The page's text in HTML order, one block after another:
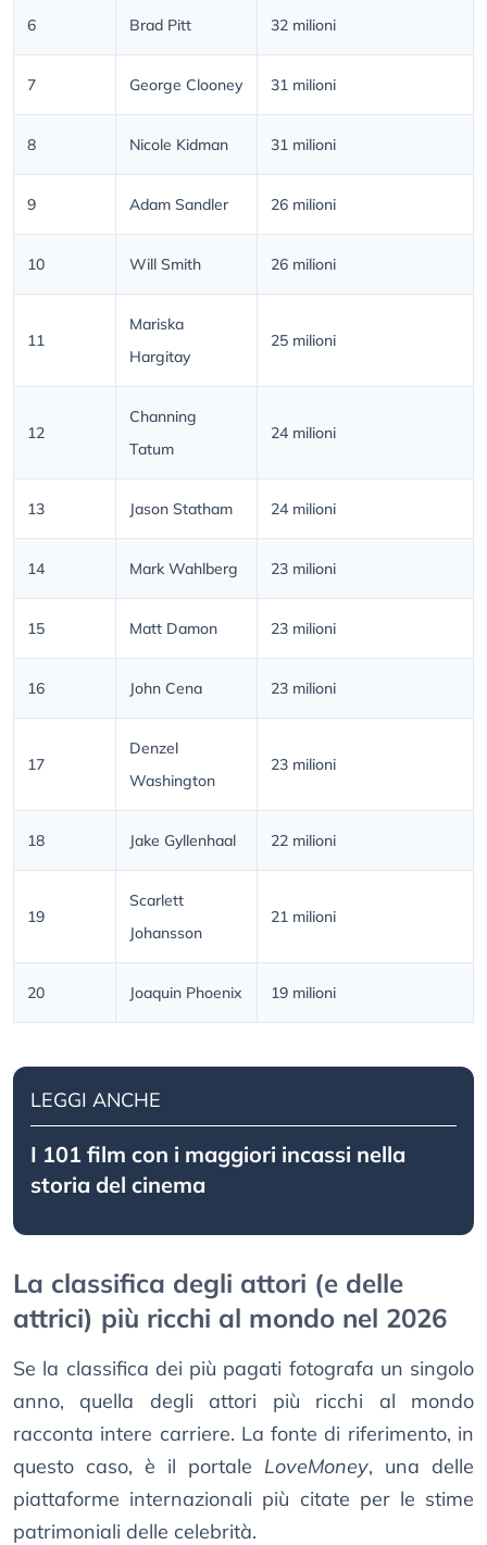
6 Brad Pitt 32 milioni
7 George Clooney 31 milioni
8 Nicole Kidman 31 milioni
9 Adam Sandler 26 milioni
10 Will Smith 26 milioni
11
Mariska
Hargitay
25 milioni
12
Channing
Tatum
24 milioni
13 Jason Statham 24 milioni
14 Mark Wahlberg 23 milioni
15 Matt Damon 23 milioni
16 John Cena 23 milioni
17
Denzel
Washington
23 milioni
18 Jake Gyllenhaal 22 milioni
19
Scarlett
Johansson
21 milioni
20 Joaquin Phoenix 19 milioni
LEGGI ANCHE
I 101 film con i maggiori incassi nella
storia del cinema
La classifica degli attori (e delle
attrici) più ricchi al mondo nel 2026
Se la classifica dei più pagati fotografa un singolo
anno, quella degli attori più ricchi al mondo
racconta intere carriere. La fonte di riferimento, in
questo caso, è il portale LoveMoney, una delle
piattaforme internazionali più citate per le stime
patrimoniali delle celebrità.